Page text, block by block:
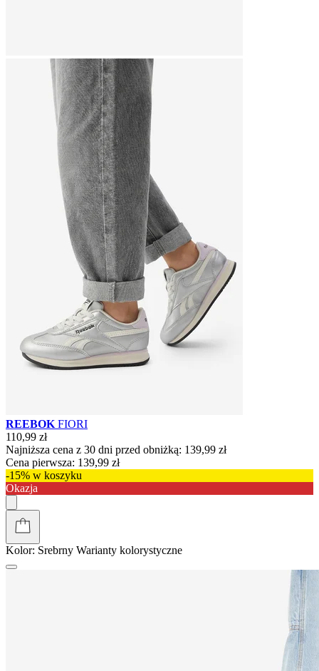
REEBOK FIORI
110,99 zł
Najniższa cena z 30 dni przed obniżką: 139,99 zł
Cena pierwsza: 139,99 zł
-15% w koszyku
Okazja
Kolor: Srebrny Warianty kolorystyczne